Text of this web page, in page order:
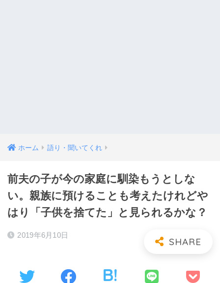
ホーム 語り・聞いてくれ
前夫の子が今の家庭に馴染もうとしな
い。親族に預けることも考えたけれどや
はり「子供を捨てた」と見られるかな？
2019年6月10日